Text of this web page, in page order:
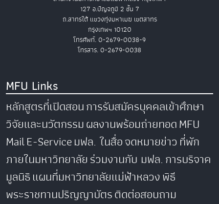
127 อ.ปัญจภูมิ 2 ชั้น 7
ถ.สาทรใต้ แขวงทุ่งมหาเมฆ เขตสาทร
กรุงเทพฯ 10120
โทรศัพท์. 0-2679-0038-9
โทรสาร. 0-2679-0038
MFU Links
หลักสูตรที่เปิดสอนการรับสมัครบุคคลเข้าศึกษา
วิจัยและนวัตกรรมผลงานพร้อมถ่ายทอดMFU
MailE-Serviceมฟล. ในสื่อจดหมายข่าวที่พัก
ภายในมหาวิทยาลัยร่วมงานกับ มฟล.การบริจาค
มูลนิธิแผนที่มหาวิทยาลัยแม่ฟ้าหลวงพิธี
พระราชทานปริญญาบัตรติดต่อสอบถาม